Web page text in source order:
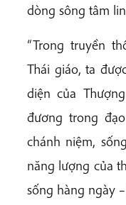
dòng sông tâm
“Trong truyền
Thái giáo, ta
diện của
đương trong
chánh niệm,
năng lượng của
sống hàng ngày